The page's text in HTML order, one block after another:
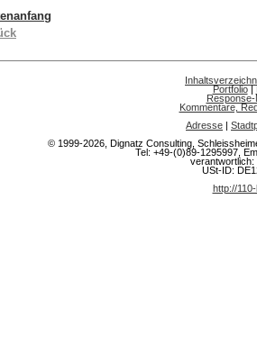
Portfolio|
Kommentare,
Adresse |
© 1999-2026, Dignatz Consulting,
Tel: +49-(0)89-1295997,
verantwortlich:
USt-ID:
http://